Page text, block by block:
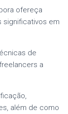
ofereça
significativos em
de
a
além de como